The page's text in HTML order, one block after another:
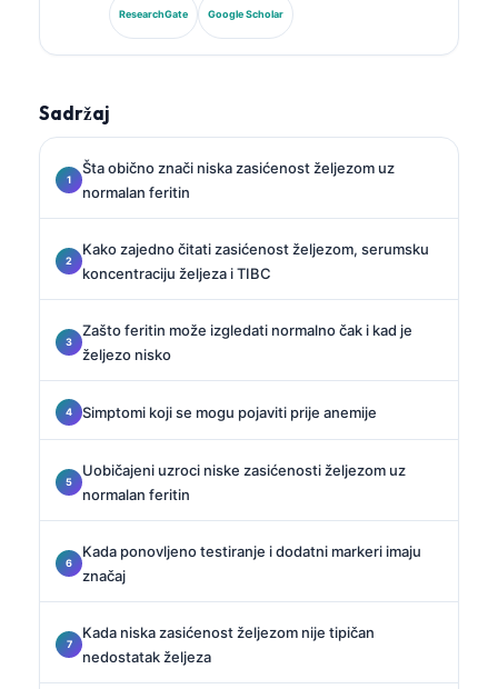
društva za kliničku hemiju, specijalizovan je za
analizu dijagnostičkih panela, standardizaciju
ResearchGate Google Scholar
Sadržaj
Šta obično znači niska zasićenost željezom uz
normalan feritin
Kako zajedno čitati zasićenost željezom, serumsku
koncentraciju željeza i TIBC
Zašto feritin može izgledati normalno čak i kad je
željezo nisko
Simptomi koji se mogu pojaviti prije anemije
Uobičajeni uzroci niske zasićenosti željezom uz
normalan feritin
Kada ponovljeno testiranje i dodatni markeri imaju
značaj
Kada niska zasićenost željezom nije tipičan
nedostatak željeza